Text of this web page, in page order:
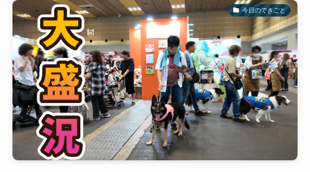
今日のできごと